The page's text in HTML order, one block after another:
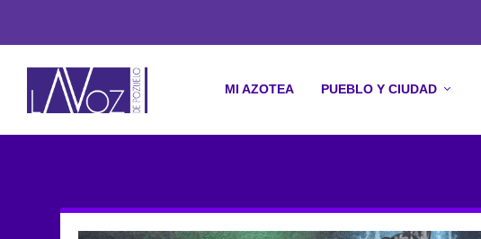
MI AZOTEA PUEBLO Y CIUDAD